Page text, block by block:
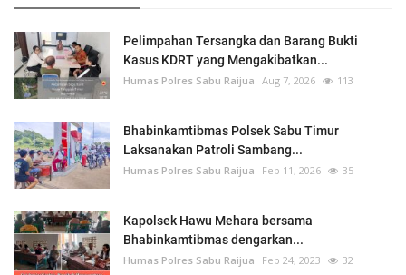
Pelimpahan Tersangka dan Barang Bukti
Kasus KDRT yang Mengakibatkan...
Humas Polres Sabu Raijua Aug 7, 2026 113
Bhabinkamtibmas Polsek Sabu Timur
Laksanakan Patroli Sambang...
Humas Polres Sabu Raijua Feb 11, 2026 35
Kapolsek Hawu Mehara bersama
Bhabinkamtibmas dengarkan...
Humas Polres Sabu Raijua Feb 24, 2023 32